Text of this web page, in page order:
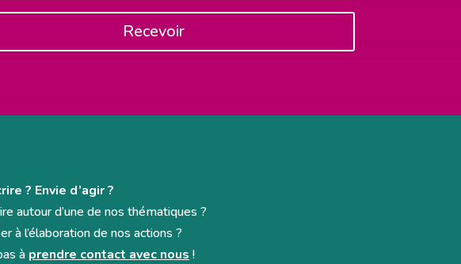
Recevoir
? Envie d’agir ?
autour d’une de nos thématiques ?
à l’élaboration de nos actions ?
à prendre contact avec nous !